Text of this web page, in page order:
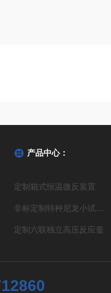
产品中心：
定制箱式恒温微反装置
非标定制特种尼龙小试聚合反应装置
定制六联独立高压反应釜